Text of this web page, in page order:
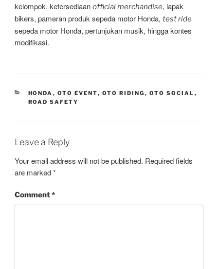
kelompok, ketersediaan official merchandise, lapak
bikers, pameran produk sepeda motor Honda, test ride
sepeda motor Honda, pertunjukan musik, hingga kontes
modifikasi.
CATEGORIES
HONDA , OTO EVENT, OTO RIDING , OTO SOCIAL ,
ROAD SAFETY
Leave a Reply
Your email address will not be published. Required fields
are marked*
Comment*